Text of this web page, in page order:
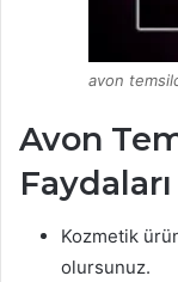
avon
Avon
Faydaları
Kozmetik
olursunuz.